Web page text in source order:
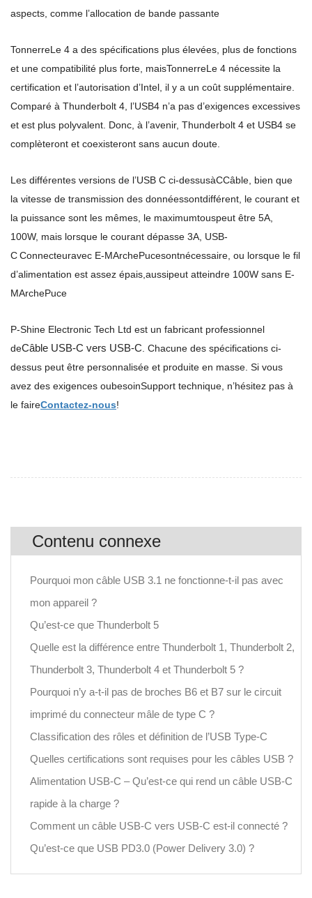
aspects, comme l’allocation de bande passante
TonnerreLe 4 a des spécifications plus élevées, plus de fonctions
et une compatibilité plus forte, maisTonnerreLe 4 nécessite la
certification et l’autorisation d’Intel, il y a un coût supplémentaire.
Comparé à Thunderbolt 4, l’USB4 n’a pas d’exigences excessives
et est plus polyvalent. Donc, à l’avenir, Thunderbolt 4 et USB4 se
complèteront et coexisteront sans aucun doute.
Les différentes versions de l’USB C ci-dessusàCCâble , bien que
la vitesse de transmission des donnéessontdifférent, le courant et
la puissance sont les mêmes, le maximumtouspeut être 5A,
100W, mais lorsque le courant dépasse 3A, USB-
CConnecteuravec E-MArchePucesontnécessaire, ou lorsque le fil
d’alimentation est assez épais, aussipeut atteindre 100W sans E-
MArchePuce
P-Shine Electronic Tech Ltd est un fabricant professionnel
deCâble USB-C vers USB-C . Chacune des spécifications ci-
dessus peut être personnalisée et produite en masse. Si vous
avez des exigences oubesoinSupport technique, n’hésitez pas à
le faireContactez-nous!
Contenu connexe
Pourquoi mon câble USB 3.1 ne fonctionne-t-il pas avec
mon appareil ?
Qu’est-ce que Thunderbolt 5
Quelle est la différence entre Thunderbolt 1, Thunderbolt 2,
Thunderbolt 3, Thunderbolt 4 et Thunderbolt 5 ?
Pourquoi n’y a-t-il pas de broches B6 et B7 sur le circuit
imprimé du connecteur mâle de type C ?
Classification des rôles et définition de l’USB Type-C
Quelles certifications sont requises pour les câbles USB ?
Alimentation USB-C – Qu’est-ce qui rend un câble USB-C
rapide à la charge ?
Comment un câble USB-C vers USB-C est-il connecté ?
Qu’est-ce que USB PD3.0 (Power Delivery 3.0) ?